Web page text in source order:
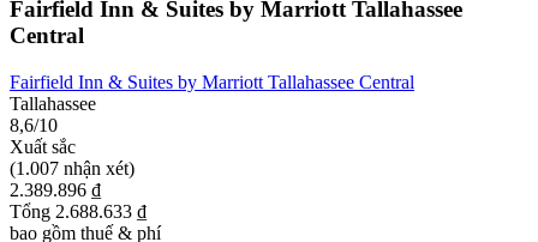
Fairfield Inn & Suites by Marriott Tallahassee
Central
Fairfield Inn & Suites by Marriott Tallahassee Central
Tallahassee
8,6/10
Xuất sắc
(1.007 nhận xét)
2.389.896 ₫
Tổng 2.688.633 ₫
bao gồm thuế & phí